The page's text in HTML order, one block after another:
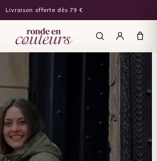
Livraison offerte dès 79 €